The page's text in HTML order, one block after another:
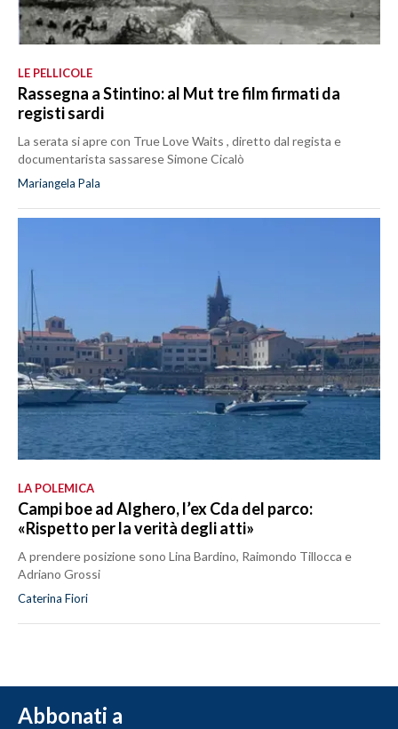
LE PELLICOLE
Rassegna a Stintino: al Mut tre film firmati da
registi sardi
La serata si apre con True Love Waits , diretto dal regista e
documentarista sassarese Simone Cicalò
Mariangela Pala
LA POLEMICA
Campi boe ad Alghero, l’ex Cda del parco:
«Rispetto per la verità degli atti»
A prendere posizione sono Lina Bardino, Raimondo Tillocca e
Adriano Grossi
Caterina Fiori
Abbonati a